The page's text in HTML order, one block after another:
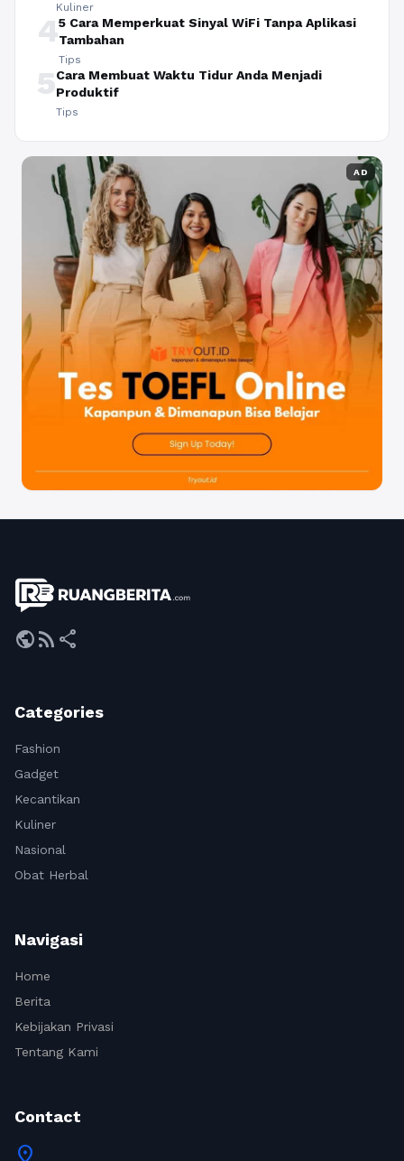
Kuliner
45 Cara Memperkuat Sinyal WiFi Tanpa Aplikasi
Tambahan
Tips
5Cara Membuat Waktu Tidur Anda Menjadi
Produktif
Tips
AD
publicrss_feed share
Categories
Fashion
Gadget
Kecantikan
Kuliner
Nasional
Obat Herbal
Navigasi
Home
Berita
Kebijakan Privasi
Tentang Kami
Contact
location_on